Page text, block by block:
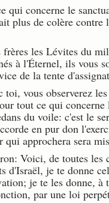
qui concerne le
plus de colère contre
les Lévites du
à l'Éternel, ils vous
de la tente
toi, vous observerez
tout ce qui concerne
du voile: c'est le
en pur don
qui approchera sera
Voici, de toutes les
d'Israël, je te donne
je te les donne, à
par une loi